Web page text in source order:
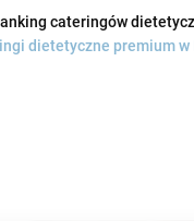
cateringów
dietetyczne premium w